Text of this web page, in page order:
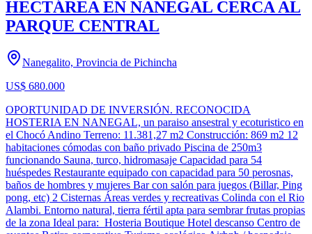
HECTÁREA EN NANEGAL CERCA AL
PARQUE CENTRAL
Nanegalito, Provincia de Pichincha
US$ 680.000
OPORTUNIDAD DE INVERSIÓN. RECONOCIDA
HOSTERIA EN NANEGAL, un paraiso ansestral y ecoturistico en
el Chocó Andino Terreno: 11.381,27 m2 Construcción: 869 m2 12
habitaciones cómodas con baño privado Piscina de 250m3
funcionando Sauna, turco, hidromasaje Capacidad para 54
huéspedes Restaurante equipado con capacidad para 50 perosnas,
baños de hombres y mujeres Bar con salón para juegos (Billar, Ping
pong, etc) 2 Cisternas Áreas verdes y recreativas Colinda con el Rio
Alambi. Entorno natural, tierra fértil apta para sembrar frutas propias
de la zona Ideal para: Hosteria Boutique Hotel descanso Centro de